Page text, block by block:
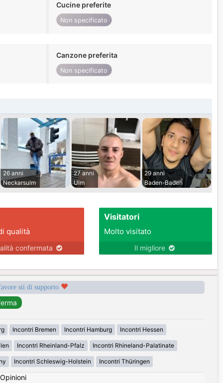
Cucine preferite
Non specificato
Canzone preferita
Non specificato
26 anni
Neckarsulm
27 anni
Ulm
29 anni
Baden-Baden
qualità
confermata
Visitatori
Molto visitato
Il migliore
sii di supporto
Incontri Bremen Incontri Hamburg Incontri Hessen
Incontri Rheinland-Pfalz Incontri Rhineland-Palatinate
Incontri Schleswig-Holstein Incontri Thüringen
Opinioni